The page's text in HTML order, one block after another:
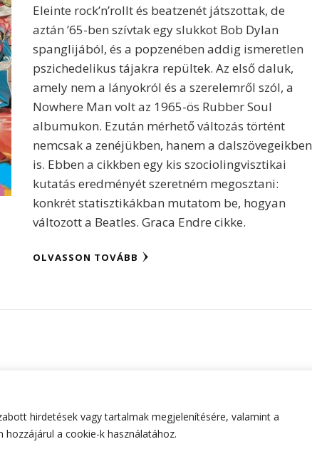
hirdetések vagy tartalmak megjelenítésére, valamint a
a cookie-k használatához.
Eleinte rock’n’rollt és beatzenét játszottak, de
aztán ’65-ben szívtak egy slukkot Bob Dylan
spanglijából, és a popzenében addig ismeretlen
pszichedelikus tájakra repültek. Az első daluk,
amely nem a lányokról és a szerelemről szól, a
Nowhere Man volt az 1965-ös Rubber Soul
albumukon. Ezután mérhető változás történt
nemcsak a zenéjükben, hanem a dalszövegeikben
is. Ebben a cikkben egy kis szociolingvisztikai
kutatás eredményét szeretném megosztani:
konkrét statisztikákban mutatom be, hogyan
változott a Beatles. Graca Endre cikke.
OLVASSON TOVÁBB
Hello Fashion | Fejlesztette